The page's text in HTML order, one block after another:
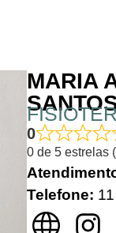
MARIA
0
0 de 5 estrelas
Telefone: